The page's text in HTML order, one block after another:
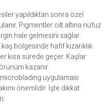
yapıldıktan sonra özel
Pigmentler cilt altına nüfuz
hale gelmesini sağlar.
bölgesinde hafif kızarıklık
kısa sürede geçer. Kaşlar
kazanır.
uygulaması
önemlidir. İşte dikkat